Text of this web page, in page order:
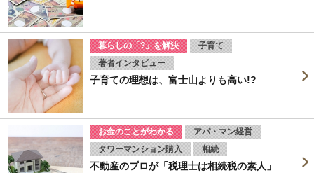
暮らしの「?」を解決
子育て
著者インタビュー
子育ての理想は、富士山よりも高い!?
お金のことがわかる
アパ・マン経営
タワーマンション購入
相続
不動産のプロが「税理士は相続税の素人」